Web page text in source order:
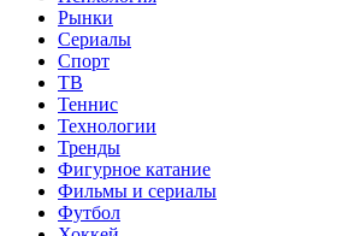
Рынки
Сериалы
Спорт
ТВ
Теннис
Технологии
Тренды
Фигурное катание
Фильмы и сериалы
Футбол